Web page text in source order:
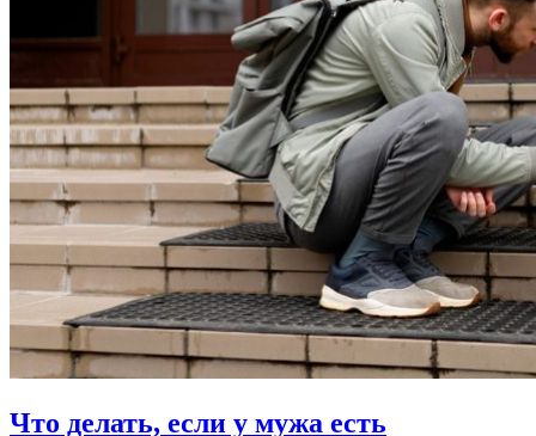
Что делать, если у мужа есть